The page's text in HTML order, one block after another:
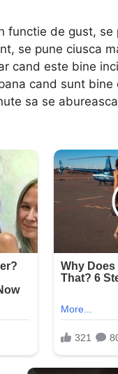
functie de gust,
se pune ciusca
cand este bine
cand sunt
sa se